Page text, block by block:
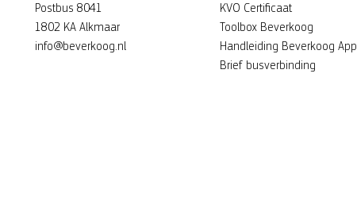
Postbus 8041
1802 KA Alkmaar
info@beverkoog.nl
KVO Certificaat
Toolbox Beverkoog
Handleiding Beverkoog App
Brief busverbinding